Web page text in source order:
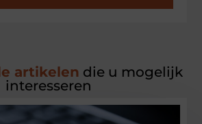
artikelen die u mogelijk
interesseren